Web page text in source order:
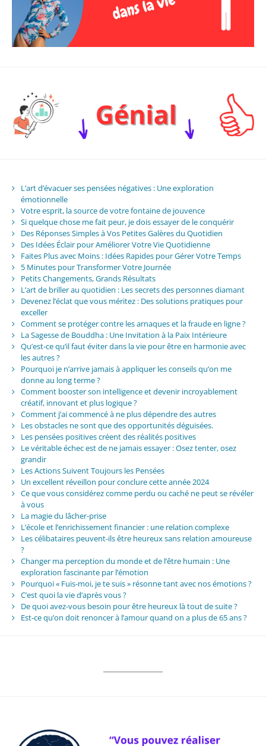
L’art d’évacuer ses pensées négatives : Une exploration
émotionnelle
Votre esprit, la source de votre fontaine de jouvence
Si quelque chose me fait peur, je dois essayer de le conquérir
Des Réponses Simples à Vos Petites Galères du Quotidien
Des Idées Éclair pour Améliorer Votre Vie Quotidienne
Faites Plus avec Moins : Idées Rapides pour Gérer Votre Temps
5 Minutes pour Transformer Votre Journée
Petits Changements, Grands Résultats
L’art de briller au quotidien : Les secrets des personnes diamant
Devenez l’éclat que vous méritez : Des solutions pratiques pour
exceller
Comment se protéger contre les arnaques et la fraude en ligne ?
La Sagesse de Bouddha : Une Invitation à la Paix Intérieure
Qu’est-ce qu’il faut éviter dans la vie pour être en harmonie avec
les autres ?
Pourquoi je n’arrive jamais à appliquer les conseils qu’on me
donne au long terme ?
Comment booster son intelligence et devenir incroyablement
créatif, innovant et plus logique ?
Comment j’ai commencé à ne plus dépendre des autres
Les obstacles ne sont que des opportunités déguisées.
Les pensées positives créent des réalités positives
Le véritable échec est de ne jamais essayer : Osez tenter, osez
grandir
Les Actions Suivent Toujours les Pensées
Un excellent réveillon pour conclure cette année 2024
Ce que vous considérez comme perdu ou caché ne peut se révéler
à vous
La magie du lâcher-prise
L’école et l’enrichissement financier : une relation complexe
Les célibataires peuvent-ils être heureux sans relation amoureuse
?
Changer ma perception du monde et de l’être humain : Une
exploration fascinante par l’émotion
Pourquoi « Fuis-moi, je te suis » résonne tant avec nos émotions ?
C’est quoi la vie d’après vous ?
De quoi avez-vous besoin pour être heureux là tout de suite ?
Est-ce qu’on doit renoncer à l’amour quand on a plus de 65 ans ?